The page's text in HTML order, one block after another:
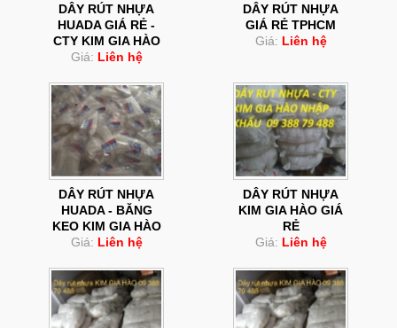
DÂY RÚT NHỰA
HUADA GIÁ RẺ -
CTY KIM GIA HÀO
Giá: Liên hệ
DÂY RÚT NHỰA
GIÁ RẺ TPHCM
Giá: Liên hệ
DÂY RÚT NHỰA
HUADA - BĂNG
KEO KIM GIA HÀO
Giá: Liên hệ
DÂY RÚT NHỰA
KIM GIA HÀO GIÁ
RẺ
Giá: Liên hệ